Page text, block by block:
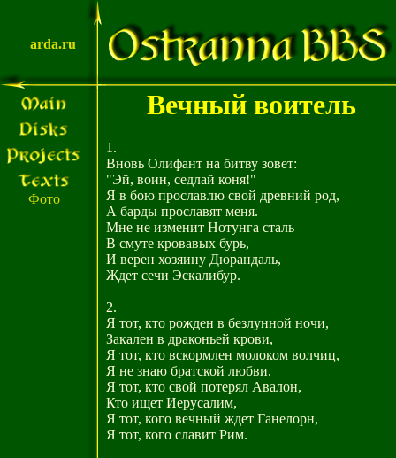
arda.ru
Фото
Вечный воитель
1.
Вновь Олифант на битву зовет:
"Эй, воин, седлай коня!"
Я в бою прославлю свой древний род,
А барды прославят меня.
Мне не изменит Нотунга сталь
В смуте кровавых бурь,
И верен хозяину Дюрандаль,
Ждет сечи Эскалибур.
2.
Я тот, кто рожден в безлунной ночи,
Закален в драконьей крови,
Я тот, кто вскормлен молоком волчиц,
Я не знаю братской любви.
Я тот, кто свой потерял Авалон,
Кто ищет Иерусалим,
Я тот, кого вечный ждет Ганелорн,
Я тот, кого славит Рим.